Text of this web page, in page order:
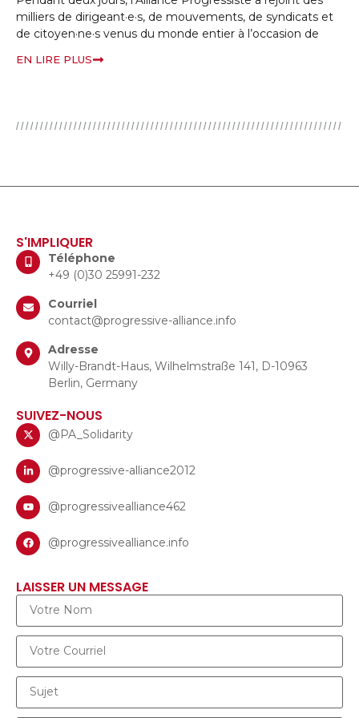
milliers de dirigeant·e·s, de mouvements, de syndicats et
de citoyen·ne·s venus du monde entier à l’occasion de
EN LIRE PLUS
S'IMPLIQUER
Téléphone
+49 (0)30 25991-232
Courriel
contact@progressive-alliance.info
Adresse
Willy-Brandt-Haus, Wilhelmstraße 141, D-10963
Berlin, Germany
SUIVEZ-NOUS
@PA_Solidarity
@progressive-alliance2012
@progressivealliance462
@progressivealliance.info
LAISSER UN MESSAGE